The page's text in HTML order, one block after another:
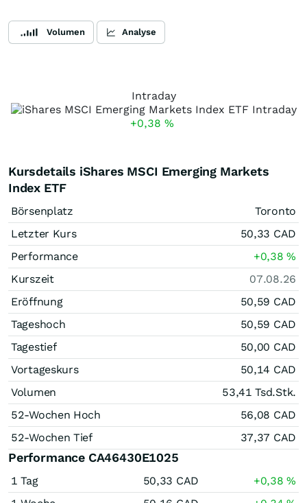
Volumen Analyse
Intraday
+0,38 %
Kursdetails iShares MSCI Emerging Markets
Index ETF
Börsenplatz
Toronto
Letzter Kurs
50,33 CAD
Performance
+0,38%
Kurszeit
07.08.26
Eröffnung
50,59 CAD
Tageshoch
50,59 CAD
Tagestief
50,00 CAD
Vortageskurs
50,14 CAD
Volumen
53,41 Tsd.Stk.
52-Wochen Hoch
56,08 CAD
52-Wochen Tief
37,37 CAD
Performance CA46430E1025
1 Tag 50,33 CAD +0,38%